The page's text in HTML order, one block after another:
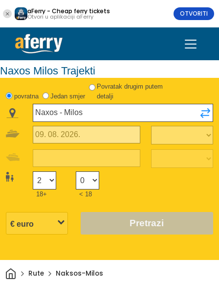
aFerry - Cheap ferry tickets
Otvori u aplikaciji aFerry OTVORITI
Naxos Milos Trajekti
povratna Jedan smjer
Povratak drugim putem
detalji
18+ < 18
Pretrazi
DomRute Naksos-Milos